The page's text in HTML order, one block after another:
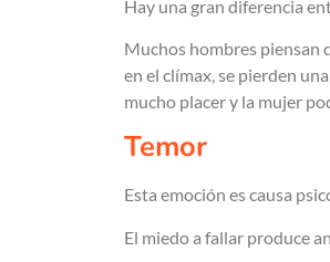
Hay una gran diferencia
Muchos hombres piensan
en el clímax, se pierden
mucho placer y la mujer
Temor
Esta emoción es causa
El miedo a fallar produce